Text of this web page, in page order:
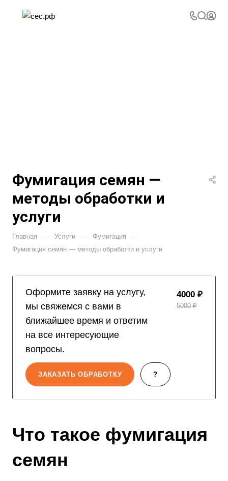
Фумигация семян —
методы обработки и
услуги
Главная — Услуги — Фумигация —
Фумигация семян — методы обработки и услуги
Оформите заявку на услугу,
мы свяжемся с вами в
ближайшее время и ответим
на все интересующие
вопросы.
4000 ₽
5000 ₽
ЗАКАЗАТЬ ОБРАБОТКУ ?
Что такое фумигация
семян